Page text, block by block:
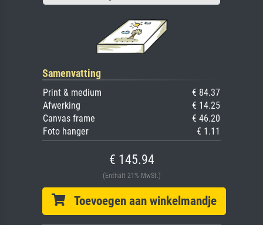
Samenvatting
Print & medium
€ 84.37
Afwerking
€ 14.25
Canvas frame
€ 46.20
Foto hanger
€ 1.11
€ 145.94
(Enthält 21% MwSt.)
Toevoegen aan winkelmandje